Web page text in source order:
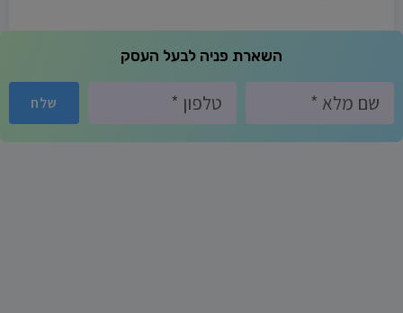
השארת פניה לבעל העסק
שלח